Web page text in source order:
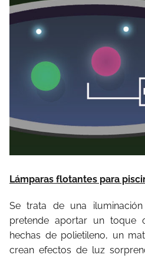
Lámparas flotantes para
Se trata de una
pretende aportar un toque
hechas de polietileno, un
crean efectos de luz